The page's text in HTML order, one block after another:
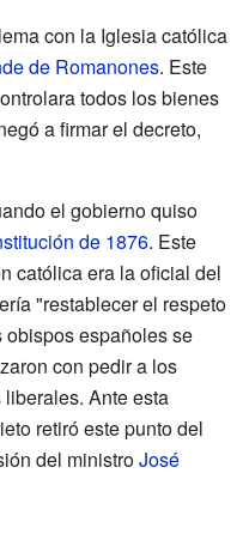
con la Iglesia católica
de Romanones. Este
todos los bienes
a firmar el decreto,
el gobierno quiso
de 1876. Este
católica era la oficial del
"restablecer el respeto
españoles se
con pedir a los
Ante esta
retiró este punto del
del ministroJosé